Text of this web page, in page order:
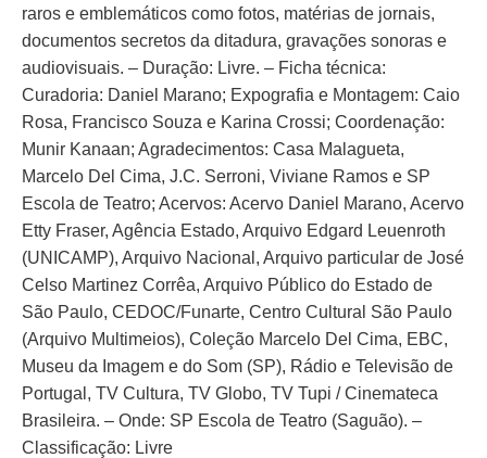
raros e emblemáticos como fotos, matérias de jornais,
documentos secretos da ditadura, gravações sonoras e
audiovisuais. – Duração: Livre. – Ficha técnica:
Curadoria: Daniel Marano; Expografia e Montagem: Caio
Rosa, Francisco Souza e Karina Crossi; Coordenação:
Munir Kanaan; Agradecimentos: Casa Malagueta,
Marcelo Del Cima, J.C. Serroni, Viviane Ramos e SP
Escola de Teatro; Acervos: Acervo Daniel Marano, Acervo
Etty Fraser, Agência Estado, Arquivo Edgard Leuenroth
(UNICAMP), Arquivo Nacional, Arquivo particular de José
Celso Martinez Corrêa, Arquivo Público do Estado de
São Paulo, CEDOC/Funarte, Centro Cultural São Paulo
(Arquivo Multimeios), Coleção Marcelo Del Cima, EBC,
Museu da Imagem e do Som (SP), Rádio e Televisão de
Portugal, TV Cultura, TV Globo, TV Tupi / Cinemateca
Brasileira. – Onde: SP Escola de Teatro (Saguão). –
Classificação: Livre